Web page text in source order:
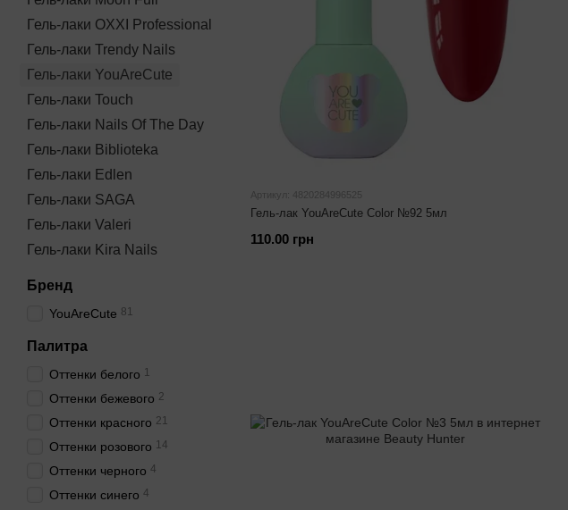
Артикул: 4820284996525
Гель-лак YouAreCute Color №92 5мл
110.00 грн
Гель-лаки OXXI Professional
Гель-лаки Trendy Nails
Гель-лаки YouAreCute
Гель-лаки Touch
Гель-лаки Nails Of The Day
Гель-лаки Biblioteka
Гель-лаки Edlen
Гель-лаки SAGA
Гель-лаки Valeri
Гель-лаки Kira Nails
Бренд
YouAreCute 81
Палитра
Оттенки белого 1
Оттенки бежевого 2
Оттенки красного 21
Оттенки розового 14
Оттенки черного 4
Оттенки синего 4